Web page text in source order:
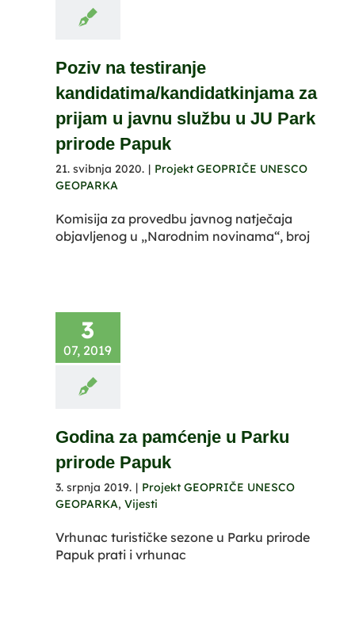
Poziv na testiranje
kandidatima/kandidatkinjama za
prijam u javnu službu u JU Park
prirode Papuk
21. svibnja 2020. | Projekt GEOPRIČE UNESCO
GEOPARKA
Komisija za provedbu javnog natječaja
objavljenog u „Narodnim novinama“, broj
3
07, 2019
Godina za pamćenje u Parku
prirode Papuk
3. srpnja 2019. | Projekt GEOPRIČE UNESCO
GEOPARKA, Vijesti
Vrhunac turističke sezone u Parku prirode
Papuk prati i vrhunac